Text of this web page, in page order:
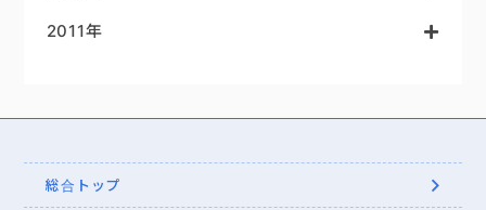
2011年
総合トップ